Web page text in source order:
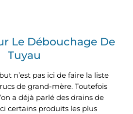
Le Débouchage De
Tuyau
n’est pas ici de faire la liste
de grand-mère. Toutefois
a déjà parlé des drains de
certains produits les plus